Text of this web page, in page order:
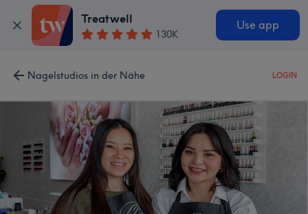
Treatwell
130K
Use app
Nagelstudios in der Nähe LOGIN